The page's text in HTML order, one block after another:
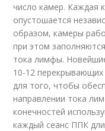
число камер. Каждая
опустошается
образом, камеры
при этом
тока лимфы.
10-12 перекрывающих
для того, чтобы
направлении тока
конечностей
каждый сеанс ППК